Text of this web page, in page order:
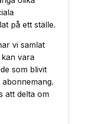
på ett ställe.
vi samlat
vara
som blivit
att delta om